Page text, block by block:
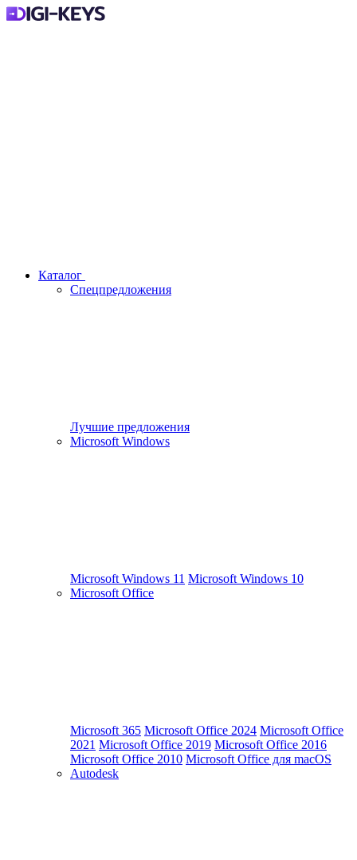
Каталог
Спецпредложения
Лучшие предложения
Microsoft Windows
Microsoft Windows 11 Microsoft Windows 10
Microsoft Office
Microsoft 365 Microsoft Office 2024 Microsoft Office
2021 Microsoft Office 2019 Microsoft Office 2016
Microsoft Office 2010 Microsoft Office для macOS
Autodesk